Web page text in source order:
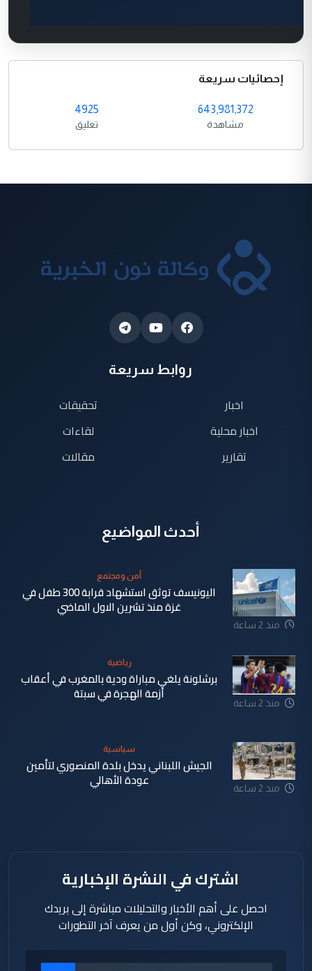
إحصائيات سريعة
643,981,372
مشاهدة
4925
تعليق
روابط سريعة
اخبار
اخبار محلية
تقارير
تحقيقات
لقاءات
مقالات
أحدث المواضيع
منذ 2 ساعة
أمن ومجتمع
اليونيسف توثق استشهاد قرابة 300 طفل في
غزة منذ تشرين الاول الماضي
منذ 2 ساعة
رياضية
برشلونة يلغي مباراة ودية بالمغرب في أعقاب
أزمة الهجرة في سبتة
منذ 2 ساعة
سياسية
الجيش اللبناني يدخل بلدة المنصوري لتأمين
عودة الأهالي
اشترك في النشرة الإخبارية
احصل على أهم الأخبار والتحليلات مباشرة إلى بريدك
الإلكتروني، وكن أول من يعرف آخر التطورات